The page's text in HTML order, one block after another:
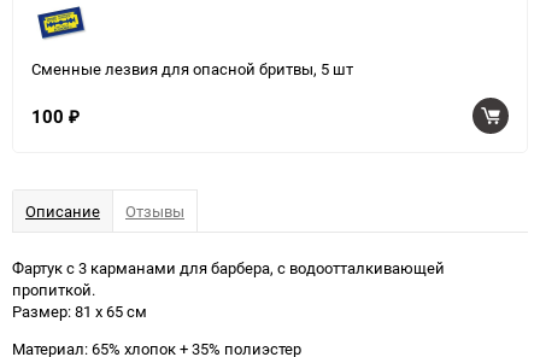
Сменные лезвия для опасной бритвы, 5 шт
100 ₽
Описание Отзывы
Фартук с 3 карманами для барбера, с водоотталкивающей
пропиткой.
Размер: 81 х 65 см
Материал: 65% хлопок + 35% полиэстер